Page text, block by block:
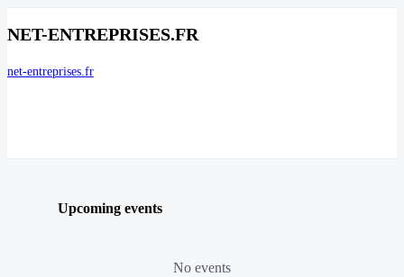
NET-ENTREPRISES.FR
net-entreprises.fr
Upcoming events
No events